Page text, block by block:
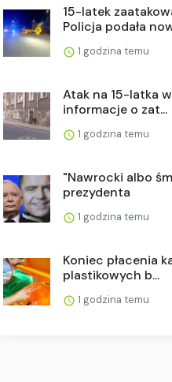
15-latek
Policja podała
1 godzina temu
Atak na 15-latka
informacje o zat...
1 godzina temu
"Nawrocki albo
prezydenta
1 godzina temu
Koniec płacenia
plastikowych b...
1 godzina temu